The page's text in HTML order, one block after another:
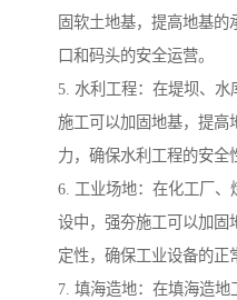
固软土地基，提高地基
口和码头的安全运营。
5. 水利工程：在堤坝、
施工可以加固地基，提高
力，确保水利工程的安全
6. 工业场地：在化工厂
设中，强夯施工可以加固
定性，确保工业设备的正
7. 填海造地：在填海造